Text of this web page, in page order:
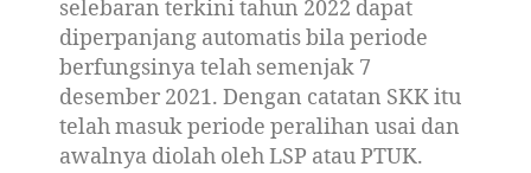
selebaran terkini tahun 2022 dapat
diperpanjang automatis bila periode
berfungsinya telah semenjak 7
desember 2021. Dengan catatan SKK itu
telah masuk periode peralihan usai dan
awalnya diolah oleh LSP atau PTUK.